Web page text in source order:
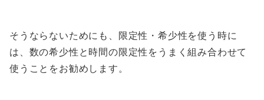
そうならないためにも、限定性・希少性を使う時に
は、数の希少性と時間の限定性をうまく組み合わせて
使うことをお勧めします。